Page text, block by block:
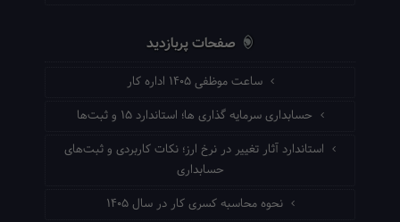
صفحات پربازدید
ساعت موظفی ۱۴۰۵ اداره کار
حسابداری سرمایه گذاری ها؛ استاندارد ۱۵ و ثبت‌ها
استاندارد آثار تغییر در نرخ ارز؛ نکات کاربردی و ثبت‌های
حسابداری
نحوه محاسبه کسری کار در سال ۱۴۰۵